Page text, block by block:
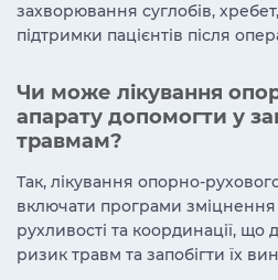
захворювання суглобів,
підтримки пацієнтів після
Чи може лікування
апарату допомогти у
травмам?
Так, лікування опорно-
включати програми
рухливості та координації, що
ризик травм та запобігти їх